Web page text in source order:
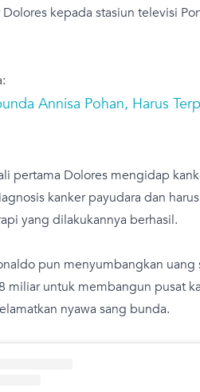
kepada stasiun televisi
Annisa Pohan, Harus
pertama Dolores mengidap
kanker payudara dan
yang dilakukannya berhasil.
pun menyumbangkan uang
miliar untuk membangun pusat
nyawa sang bunda.